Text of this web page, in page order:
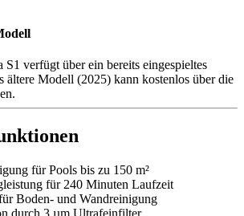
S1 verfügt über ein bereits eingespieltes
ältere Modell (2025) kann kostenlos über die
für Pools bis zu 150 m²
für 240 Minuten Laufzeit
Boden- und Wandreinigung
durch 3 µm Ultrafeinfilter